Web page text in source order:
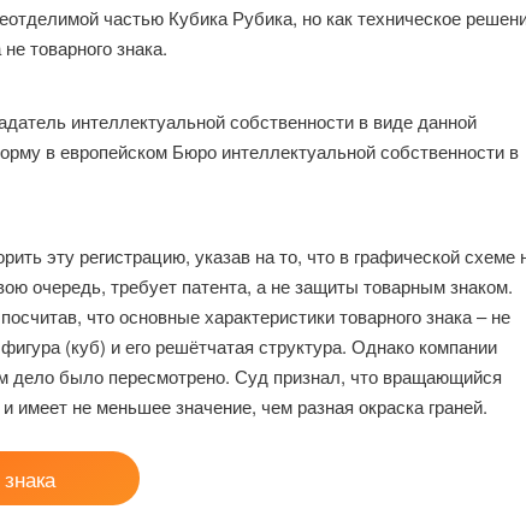
частью Кубика Рубика, но как техническое
товарного знака.
интеллектуальной собственности в виде данной
в европейском Бюро интеллектуальной собственности в
эту регистрацию, указав на то, что в графической схеме
очередь, требует патента, а не защиты товарным знаком.
что основные характеристики товарного знака – не
(куб) и его решётчатая структура. Однако компании
дело было пересмотрено. Суд признал, что вращающийся
имеет не меньшее значение, чем разная окраска граней.